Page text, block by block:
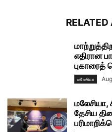
RELATED
எதிரான
புகாரைத்
மலேசியா
தேசிய